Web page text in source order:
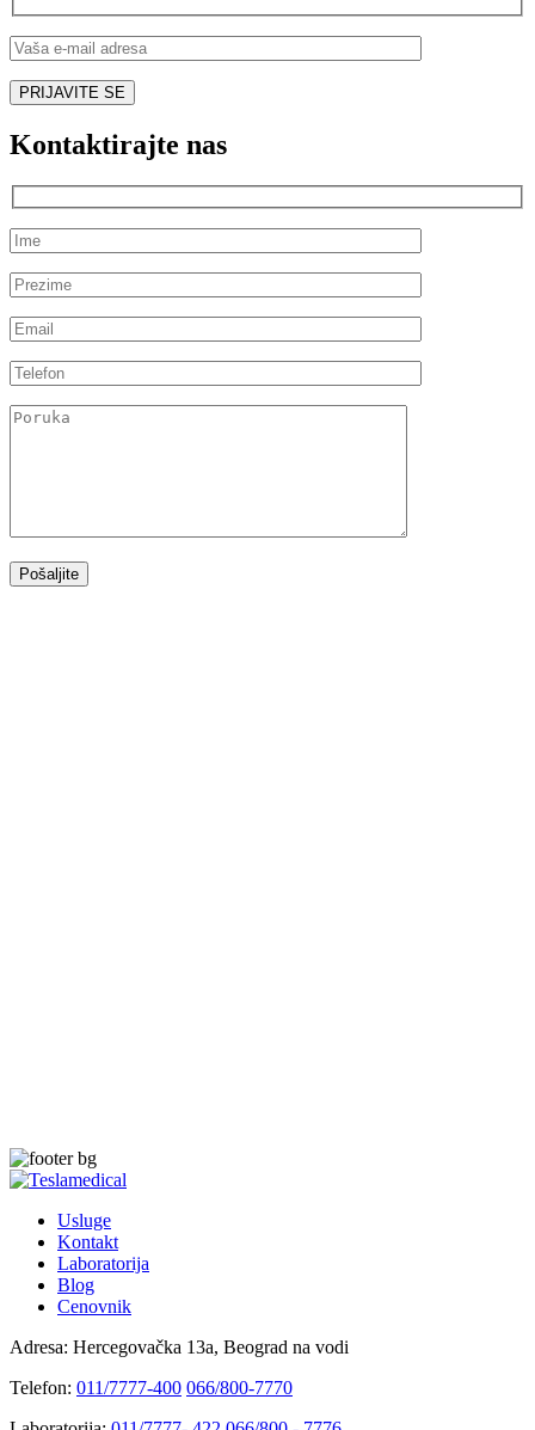
Kontaktirajte nas
Usluge
Kontakt
Laboratorija
Blog
Cenovnik
Adresa: Hercegovačka 13a, Beograd na vodi
Telefon: 011/7777-400 066/800-7770